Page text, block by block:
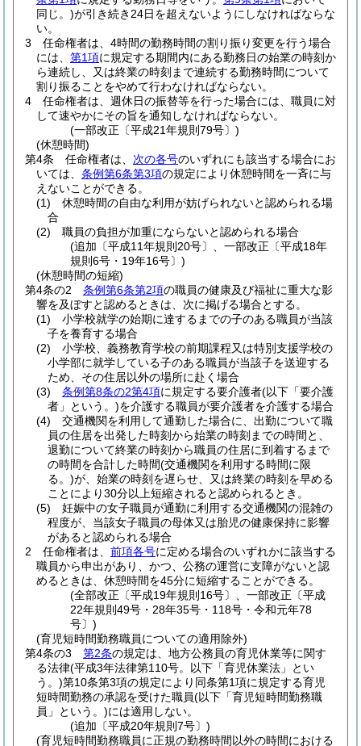
同じ。)が引き続き24日を超えないようにしなければならな
い。
3
任命権者は、4時間の勤務時間の割り振り変更を行う場合
には、 第1項に規定する期間内にある勤務日の始業の時刻か
ら連続し、又は終業の時刻まで連続する勤務時間について
割り振ることをやめて行わなければならない。
4
任命権者は、週休日の振替等を行った場合には、職員に対
して速やかにその旨を通知しなければならない。
(一部改正〔平成21年規則79号〕)
(休憩時間)
第4条
任命権者は、 次の各号のいずれにも該当する場合にお
いては、 条例第6条第3項の規定により休憩時間を一斉に与
えないことができる。
(1)
休憩時間の自由な利用が妨げられないと認められる場
合
(2)
職員の負担が加重にならないと認められる場合
(追加〔平成11年規則20号〕、一部改正〔平成18年
規則6号・19年16号〕)
(休憩時間の短縮)
第4条の2
条例第6条第2項の職員の健康及び福祉に重大な影
響を及ぼすと認めるときは、次に掲げる場合とする。
(1)
小学校就学の始期に達するまでの子のある職員が当該
子を養育する場合
(2)
小学校、義務教育学校の前期課程又は特別支援学校の
小学部に就学している子のある職員が当該子を送迎する
ため、その住居以外の場所に赴く場合
(3)
条例第8条の2第4項に規定する要介護者(以下「要介護
者」という。)を介護する職員が要介護者を介護する場合
(4)
交通機関を利用して通勤した場合に、出勤について職
員の住居を出発した時刻から始業の時刻までの時間と、
退勤について終業の時刻から職員の住居に到着するまで
の時間を合計した時間(交通機関を利用する時間に限
る。)が、始業の時刻を遅らせ、又は終業の時刻を早める
ことにより30分以上短縮されると認められるとき。
(5)
妊娠中の女子職員が通勤に利用する交通機関の混雑の
程度が、当該女子職員の母体又は胎児の健康保持に影響
があると認められる場合
2
任命権者は、 前項各号に定める場合のいずれかに該当する
職員から申出があり、かつ、公務の運営に支障がないと認
めるときは、休憩時間を45分に短縮することができる。
(全部改正〔平成19年規則16号〕、一部改正〔平成
22年規則49号・28年35号・118号・令和元年78
号〕)
(育児短時間勤務職員についての適用除外)
第4条の3
第2条の規定は、地方公務員の育児休業等に関す
る法律(平成3年法律第110号。以下「育児休業法」とい
う。)第10条第3項の規定により同条第1項に規定する育児
短時間勤務の承認を受けた職員(以下「育児短時間勤務職
員」という。)には適用しない。
(追加〔平成20年規則7号〕)
(育児短時間勤務職員に正規の勤務時間以外の時間における